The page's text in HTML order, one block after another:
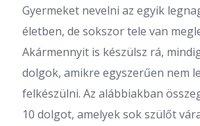
Gyermeket nevelni az egyik
életben, de sokszor tele van
Akármennyit is készülsz rá,
dolgok, amikre egyszerűen nem
felkészülni. Az alábbiakban
10 dolgot, amelyek sok szülőt